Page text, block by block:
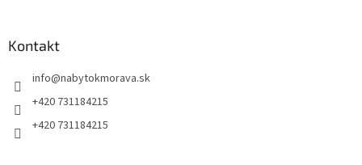
Kontakt
info@nabytokmorava.sk
+420 731184215
+420 731184215